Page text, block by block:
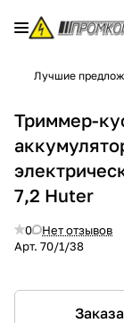
Лучшие
Триммер-
7,2 Huter
0
Нет отзывов
Арт. 70/1/38